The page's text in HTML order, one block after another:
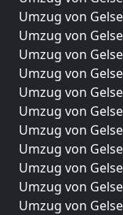
Umzug von
Umzug von
Umzug von
Umzug von
Umzug von
Umzug von
Umzug von
Umzug von
Umzug von
Umzug von
Umzug von